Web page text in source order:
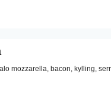
mozzarella, bacon, kylling,